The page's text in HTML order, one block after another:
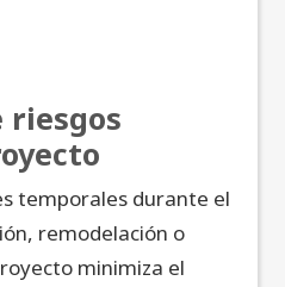
riesgos
temporales durante el
remodelación o
minimiza el